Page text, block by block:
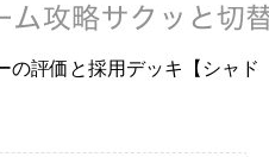
の評価と採用デッキ【シャド